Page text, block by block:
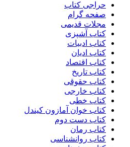
حراجی کتاب
صفحه گرام
مجلات قدیمی
کتاب آشپزی
کتاب ادبیات
کتاب ادیان
کتاب اقتصاد
کتاب تاریخ
کتاب حقوقی
کتاب خارجی
کتاب خطی
کتاب خوان آمازون کیندل
کتاب دست دوم
کتاب رمان
کتاب روانشناسی